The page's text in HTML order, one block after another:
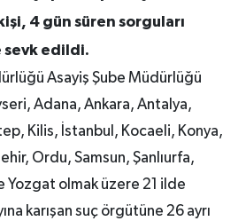
4 gün süren sorguları
sevk edildi.
Asayiş Şube Müdürlüğü
Adana, Ankara, Antalya,
Kilis, İstanbul, Kocaeli, Konya,
Ordu, Samsun, Şanlıurfa,
Yozgat olmak üzere 21 ilde
karışan suç örgütüne 26 ayrı